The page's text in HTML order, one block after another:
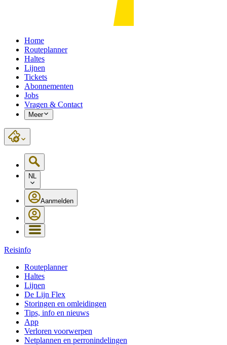
Home
Routeplanner
Haltes
Lijnen
Tickets
Abonnementen
Jobs
Vragen & Contact
Meer
NL
Aanmelden
Reisinfo
Routeplanner
Haltes
Lijnen
De Lijn Flex
Storingen en omleidingen
Tips, info en nieuws
App
Verloren voorwerpen
Netplannen en perronindelingen